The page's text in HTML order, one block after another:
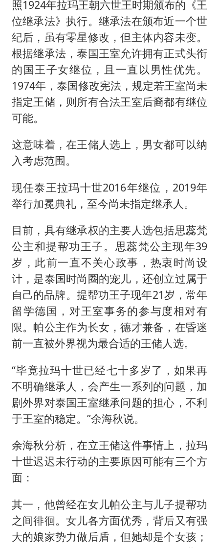
照1924年拉玛王朝六世王时期颁布的《王
位继承法》执行。继承法在颁布近一个世
纪后，虽有零星修改，但主体内容未变。
根据继承法，泰国王室允许拥有正式头衔
的国王子女继位，且一直以男性优先。
1974年，泰国修改宪法，规定若王室尚未
指定王储，则所有合法王室后裔都有继位
可能。
这意味着，在王储人选上，男女都可以纳
入考虑范围。
现任泰王拉玛十世2016年继位，2019年
举行加冕典礼，至今尚未指定继承人。
目前，具有继承权的主要人选包括思蕊梵
公主和提帮功王子。思蕊梵公主现年39
岁，此前一直不关心政事，热衷时尚设
计，是泰国时尚圈的宠儿，还创立过属于
自己的品牌。提帮功王子现年21岁，常年
留学德国，对王室事务的参与度相对有
限。帕公主作为长女，德才兼备，在昏迷
前一直被外界视为最合适的王储人选。
“毕竟拉玛十世已经七十多岁了，如果再
不明确继承人，会产生一系列的问题，加
剧外界对泰国王室继承问题的担心，不利
于王室的稳定。”余海秋说。
余海秋分析，在立王储这件事情上，拉玛
十世迟迟未行动的主要原因可能有三个方
面：
其一，他曾经在女儿帕公主与儿子提帮功
之间徘徊。女儿各方面优秀，背后又有强
大的娘家势力做后盾，但她却是个女孩；